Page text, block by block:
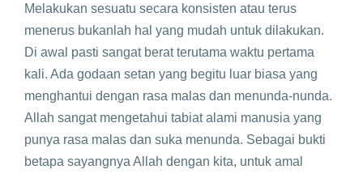
Melakukan sesuatu secara konsisten atau terus
menerus bukanlah hal yang mudah untuk dilakukan.
Di awal pasti sangat berat terutama waktu pertama
kali. Ada godaan setan yang begitu luar biasa yang
menghantui dengan rasa malas dan menunda-nunda.
Allah sangat mengetahui tabiat alami manusia yang
punya rasa malas dan suka menunda. Sebagai bukti
betapa sayangnya Allah dengan kita, untuk amal